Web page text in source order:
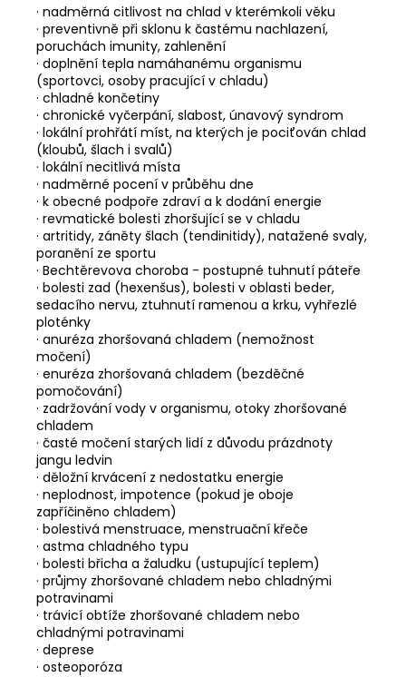
· nadměrná citlivost na chlad v kterémkoli věku
· preventivně při sklonu k častému nachlazení,
poruchách imunity, zahlenění
· doplnění tepla namáhanému organismu
(sportovci, osoby pracující v chladu)
· chladné končetiny
· chronické vyčerpání, slabost, únavový syndrom
· lokální prohřátí míst, na kterých je pociťován chlad
(kloubů, šlach i svalů)
· lokální necitlivá místa
· nadměrné pocení v průběhu dne
· k obecné podpoře zdraví a k dodání energie
· revmatické bolesti zhoršující se v chladu
· artritidy, záněty šlach (tendinitidy), natažené svaly,
poranění ze sportu
· Bechtěrevova choroba - postupné tuhnutí páteře
· bolesti zad (hexenšus), bolesti v oblasti beder,
sedacího nervu, ztuhnutí ramenou a krku, vyhřezlé
ploténky
· anuréza zhoršovaná chladem (nemožnost
močení)
· enuréza zhoršovaná chladem (bezděčné
pomočování)
· zadržování vody v organismu, otoky zhoršované
chladem
· časté močení starých lidí z důvodu prázdnoty
jangu ledvin
· děložní krvácení z nedostatku energie
· neplodnost, impotence (pokud je oboje
zapříčiněno chladem)
· bolestivá menstruace, menstruační křeče
· astma chladného typu
· bolesti břicha a žaludku (ustupující teplem)
· průjmy zhoršované chladem nebo chladnými
potravinami
· trávicí obtíže zhoršované chladem nebo
chladnými potravinami
· deprese
· osteoporóza